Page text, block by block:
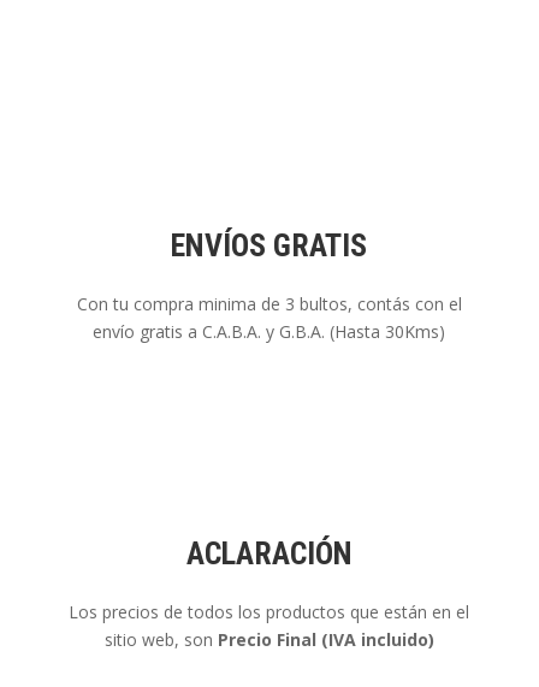
ENVÍOS GRATIS
Con tu compra minima de 3 bultos, contás con el
envío gratis a C.A.B.A. y G.B.A. (Hasta 30Kms)
ACLARACIÓN
Los precios de todos los productos que están en el
sitio web, son Precio Final (IVA incluido)